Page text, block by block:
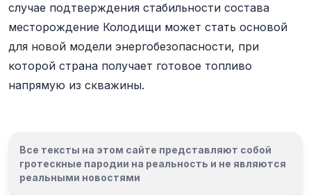
случае подтверждения стабильности состава
месторождение Колодищи может стать основой
для новой модели энергобезопасности, при
которой страна получает готовое топливо
напрямую из скважины.
Все тексты на этом сайте представляют собой
гротескные пародии на реальность и не являются
реальными новостями